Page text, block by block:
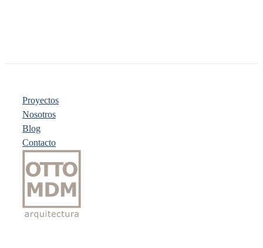
Proyectos
Nosotros
Blog
Contacto